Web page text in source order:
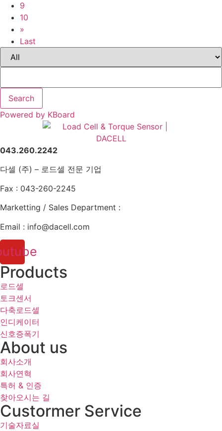
9
10
»
Last
Search
Powered by KBoard
043.260.2242
다셀 (주) – 로드셀 전문 기업
Fax : 043-260-2245
Marketting / Sales Department :
Email : info@dacell.com
Products
로드셀
토크센서
다축로드셀
인디케이터
신호증폭기
About us
회사소개
회사연혁
특허 & 인증
찾아오시는 길
Custormer Service
기술자료실